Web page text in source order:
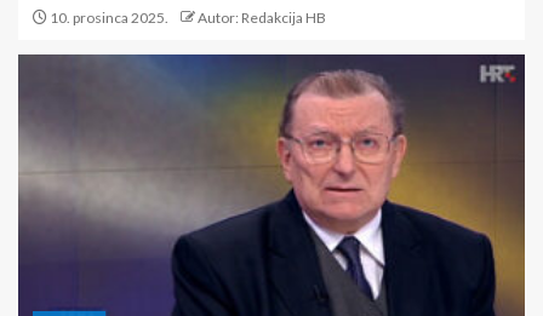
10. prosinca 2025. Autor: Redakcija HB